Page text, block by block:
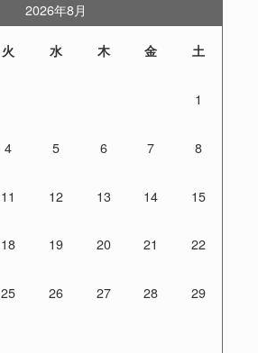
2026年8月
火 水 木 金 土
1
4 5 6 7 8
11 12 13 14 15
18 19 20 21 22
25 26 27 28 29